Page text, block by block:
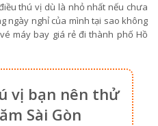
thú vị dù là nhỏ nhất nếu chưa
ngày nghỉ của mình tại sao không
máy bay giá rẻ đi thành phố Hồ
vị bạn nên thử
Sài Gòn